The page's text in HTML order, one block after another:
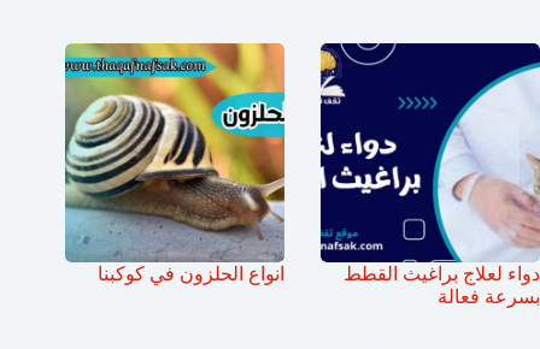
دواء لعلاج براغيث القطط
بسرعة فعالة
انواع الحلزون في كوكبنا